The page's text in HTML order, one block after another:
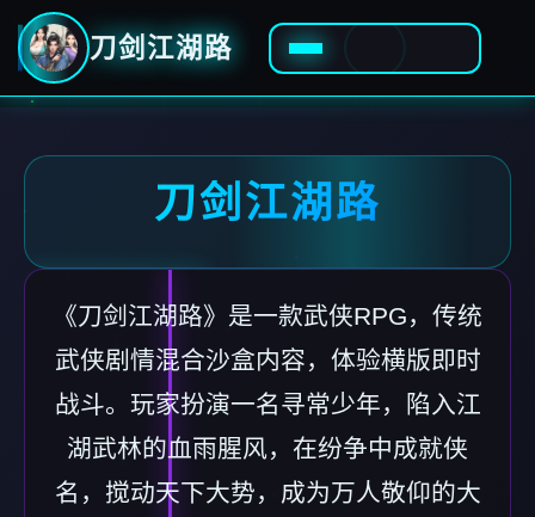
刀剑江湖路
刀剑江湖路
《刀剑江湖路》是一款武侠RPG，传统
武侠剧情混合沙盒内容，体验横版即时
战斗。玩家扮演一名寻常少年，陷入江
湖武林的血雨腥风，在纷争中成就侠
名，搅动天下大势，成为万人敬仰的大